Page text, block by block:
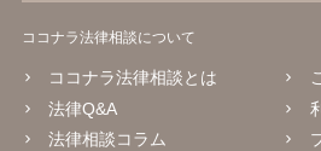
ココナラ法律相談について
ココナラ法律相談とは
法律Q&A
法律相談コラム